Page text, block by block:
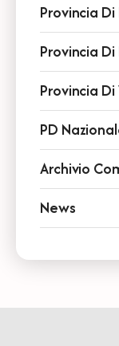
Provincia
Provincia Di
Provincia
PD
Archivio
News